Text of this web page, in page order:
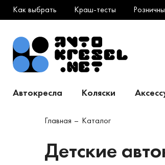
Как выбрать Краш-тесты
Автокресла Коляски
Главная Каталог
Детские